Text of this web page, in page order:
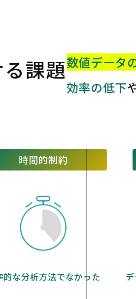
課題数値データ
効率の低下
時間的制約
的な分析方法でなかった